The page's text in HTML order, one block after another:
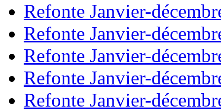
Refonte Janvier-
Refonte Janvier-
Refonte Janvier-
Refonte Janvier-
Refonte Janvier-